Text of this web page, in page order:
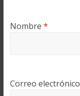
Nombre *
Correo electrónico